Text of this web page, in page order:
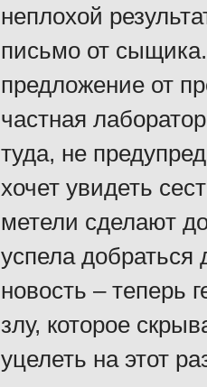
неплохой
письмо от
предложение от
частная
туда, не
хочет увидеть
метели сделают
успела
новость – теперь
злу, которое
уцелеть на этот